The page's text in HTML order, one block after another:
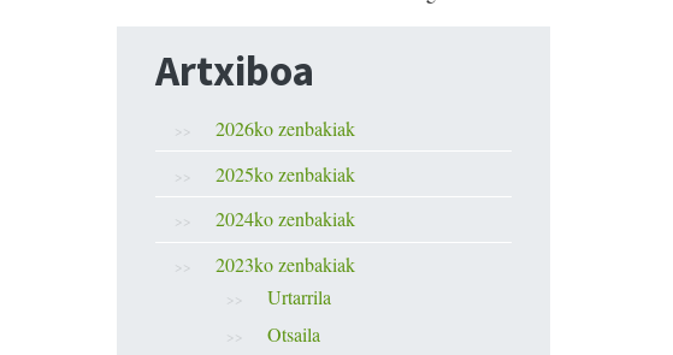
Artxiboa
2026ko zenbakiak
2025ko zenbakiak
2024ko zenbakiak
2023ko zenbakiak
Urtarrila
Otsaila